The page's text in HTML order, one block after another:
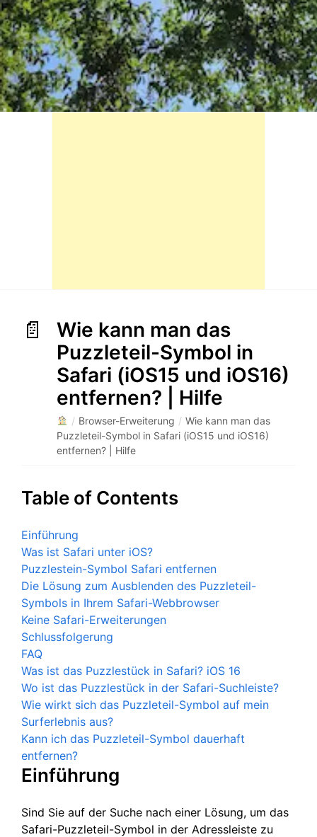
Wie kann man das
Puzzleteil-Symbol in
Safari (iOS15 und iOS16)
entfernen? | Hilfe
/ Browser-Erweiterung / Wie kann man das
Puzzleteil-Symbol in Safari (iOS15 und iOS16)
entfernen? | Hilfe
Table of Contents
Einführung
Was ist Safari unter iOS?
Puzzlestein-Symbol Safari entfernen
Die Lösung zum Ausblenden des Puzzleteil-
Symbols in Ihrem Safari-Webbrowser
Keine Safari-Erweiterungen
Schlussfolgerung
FAQ
Was ist das Puzzlestück in Safari? iOS 16
Wo ist das Puzzlestück in der Safari-Suchleiste?
Wie wirkt sich das Puzzleteil-Symbol auf mein
Surferlebnis aus?
Kann ich das Puzzleteil-Symbol dauerhaft
entfernen?
Einführung
Sind Sie auf der Suche nach einer Lösung, um das
Safari-Puzzleteil-Symbol in der Adressleiste zu